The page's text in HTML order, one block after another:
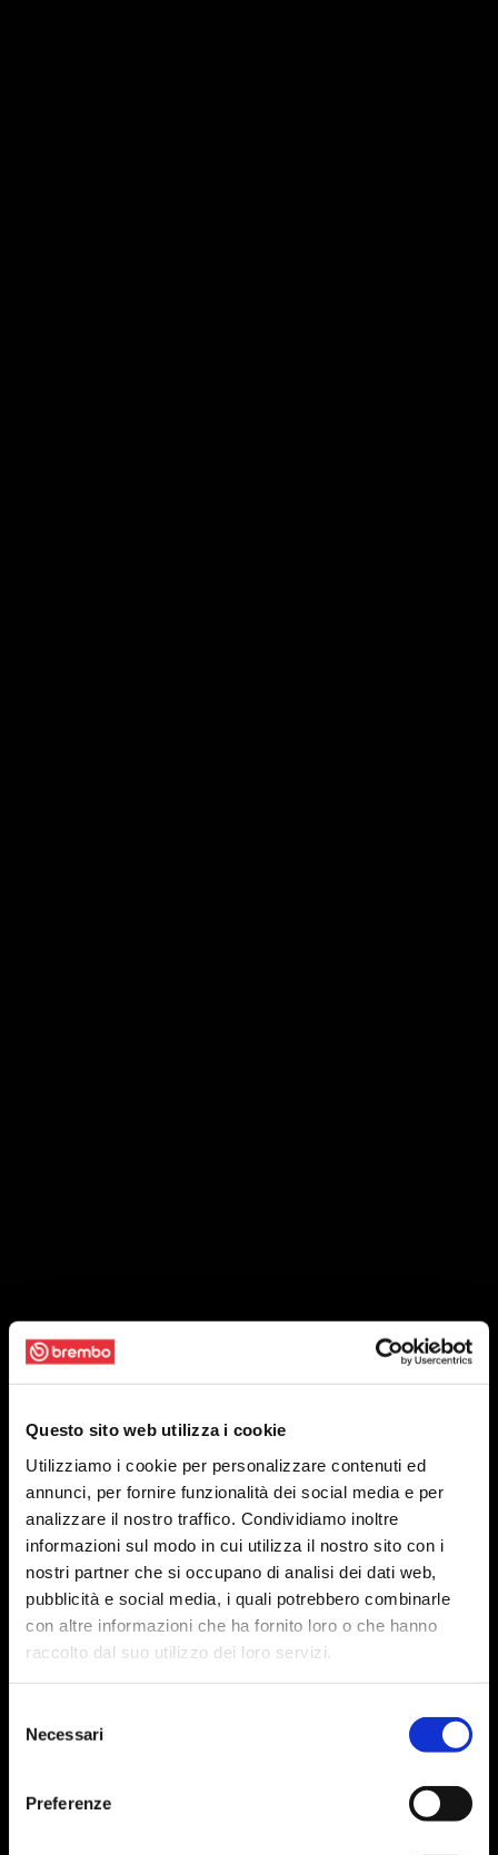
Questo sito web utilizza i cookie
Utilizziamo i cookie per personalizzare contenuti ed
annunci, per fornire funzionalità dei social media e per
analizzare il nostro traffico. Condividiamo inoltre
informazioni sul modo in cui utilizza il nostro sito con i
nostri partner che si occupano di analisi dei dati web,
pubblicità e social media, i quali potrebbero combinarle
con altre informazioni che ha fornito loro o che hanno
raccolto dal suo utilizzo dei loro servizi.
delNecessari
Preferenze